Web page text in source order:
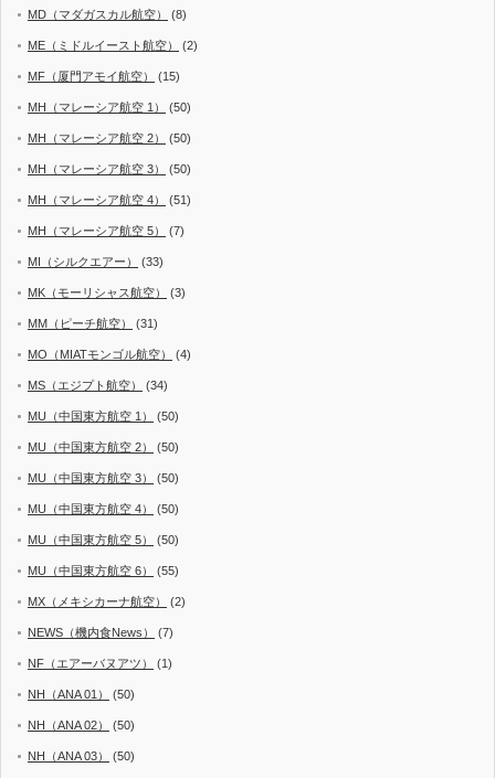
MD（マダガスカル航空） (8)
ME（ミドルイースト航空） (2)
MF（厦門アモイ航空） (15)
MH（マレーシア航空 1） (50)
MH（マレーシア航空 2） (50)
MH（マレーシア航空 3） (50)
MH（マレーシア航空 4） (51)
MH（マレーシア航空 5） (7)
MI（シルクエアー） (33)
MK（モーリシャス航空） (3)
MM（ピーチ航空） (31)
MO（MIATモンゴル航空） (4)
MS（エジプト航空） (34)
MU（中国東方航空 1） (50)
MU（中国東方航空 2） (50)
MU（中国東方航空 3） (50)
MU（中国東方航空 4） (50)
MU（中国東方航空 5） (50)
MU（中国東方航空 6） (55)
MX（メキシカーナ航空） (2)
NEWS（機内食News） (7)
NF（エアーバヌアツ） (1)
NH（ANA 01） (50)
NH（ANA 02） (50)
NH（ANA 03） (50)